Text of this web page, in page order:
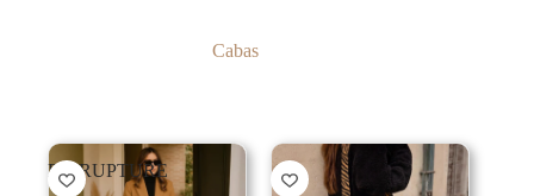
Cabas
EN RUPTURE